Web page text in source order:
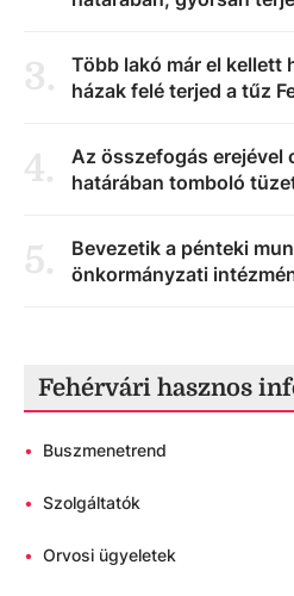
3.
Több lakó már el kellett
házak felé terjed a tűz
4.
Az összefogás erejével
határában tomboló
5.
Bevezetik a pénteki
önkormányzati
Fehérvári hasznos
• Buszmenetrend
• Szolgáltatók
• Orvosi ügyeletek